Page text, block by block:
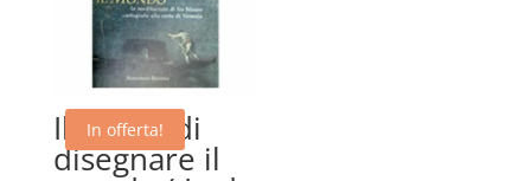
In offerta!
Il sogno di
disegnare il